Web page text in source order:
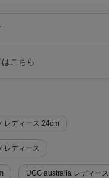
こちら
レディース 24cm
レディース
UGG australia レディース